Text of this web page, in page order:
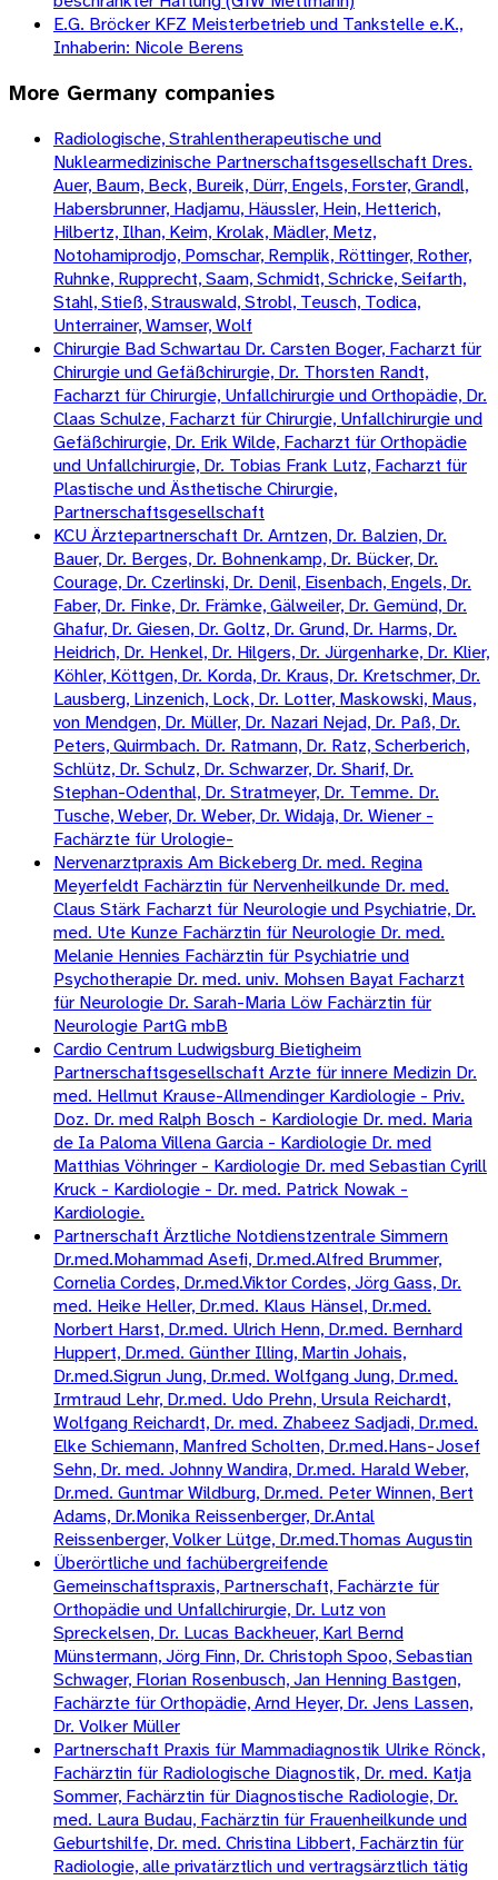
E.G. Bröcker KFZ Meisterbetrieb und Tankstelle e.K.,
Inhaberin: Nicole Berens
More Germany companies
Radiologische, Strahlentherapeutische und
Nuklearmedizinische Partnerschaftsgesellschaft Dres.
Auer, Baum, Beck, Bureik, Dürr, Engels, Forster, Grandl,
Habersbrunner, Hadjamu, Häussler, Hein, Hetterich,
Hilbertz, Ilhan, Keim, Krolak, Mädler, Metz,
Notohamiprodjo, Pomschar, Remplik, Röttinger, Rother,
Ruhnke, Rupprecht, Saam, Schmidt, Schricke, Seifarth,
Stahl, Stieß, Strauswald, Strobl, Teusch, Todica,
Unterrainer, Wamser, Wolf
Chirurgie Bad Schwartau Dr. Carsten Boger, Facharzt für
Chirurgie und Gefäßchirurgie, Dr. Thorsten Randt,
Facharzt für Chirurgie, Unfallchirurgie und Orthopädie, Dr.
Claas Schulze, Facharzt für Chirurgie, Unfallchirurgie und
Gefäßchirurgie, Dr. Erik Wilde, Facharzt für Orthopädie
und Unfallchirurgie, Dr. Tobias Frank Lutz, Facharzt für
Plastische und Ästhetische Chirurgie,
Partnerschaftsgesellschaft
KCU Ärztepartnerschaft Dr. Arntzen, Dr. Balzien, Dr.
Bauer, Dr. Berges, Dr. Bohnenkamp, Dr. Bücker, Dr.
Courage, Dr. Czerlinski, Dr. Denil, Eisenbach, Engels, Dr.
Faber, Dr. Finke, Dr. Främke, Gälweiler, Dr. Gemünd, Dr.
Ghafur, Dr. Giesen, Dr. Goltz, Dr. Grund, Dr. Harms, Dr.
Heidrich, Dr. Henkel, Dr. Hilgers, Dr. Jürgenharke, Dr. Klier,
Köhler, Köttgen, Dr. Korda, Dr. Kraus, Dr. Kretschmer, Dr.
Lausberg, Linzenich, Lock, Dr. Lotter, Maskowski, Maus,
von Mendgen, Dr. Müller, Dr. Nazari Nejad, Dr. Paß, Dr.
Peters, Quirmbach. Dr. Ratmann, Dr. Ratz, Scherberich,
Schlütz, Dr. Schulz, Dr. Schwarzer, Dr. Sharif, Dr.
Stephan-Odenthal, Dr. Stratmeyer, Dr. Temme. Dr.
Tusche, Weber, Dr. Weber, Dr. Widaja, Dr. Wiener -
Fachärzte für Urologie-
Nervenarztpraxis Am Bickeberg Dr. med. Regina
Meyerfeldt Fachärztin für Nervenheilkunde Dr. med.
Claus Stärk Facharzt für Neurologie und Psychiatrie, Dr.
med. Ute Kunze Fachärztin für Neurologie Dr. med.
Melanie Hennies Fachärztin für Psychiatrie und
Psychotherapie Dr. med. univ. Mohsen Bayat Facharzt
für Neurologie Dr. Sarah-Maria Löw Fachärztin für
Neurologie PartG mbB
Cardio Centrum Ludwigsburg Bietigheim
Partnerschaftsgesellschaft Arzte für innere Medizin Dr.
med. Hellmut Krause-Allmendinger Kardiologie - Priv.
Doz. Dr. med Ralph Bosch - Kardiologie Dr. med. Maria
de Ia Paloma Villena Garcia - Kardiologie Dr. med
Matthias Vöhringer - Kardiologie Dr. med Sebastian Cyrill
Kruck - Kardiologie - Dr. med. Patrick Nowak -
Kardiologie.
Partnerschaft Ärztliche Notdienstzentrale Simmern
Dr.med.Mohammad Asefi, Dr.med.Alfred Brummer,
Cornelia Cordes, Dr.med.Viktor Cordes, Jörg Gass, Dr.
med. Heike Heller, Dr.med. Klaus Hänsel, Dr.med.
Norbert Harst, Dr.med. Ulrich Henn, Dr.med. Bernhard
Huppert, Dr.med. Günther Illing, Martin Johais,
Dr.med.Sigrun Jung, Dr.med. Wolfgang Jung, Dr.med.
Irmtraud Lehr, Dr.med. Udo Prehn, Ursula Reichardt,
Wolfgang Reichardt, Dr. med. Zhabeez Sadjadi, Dr.med.
Elke Schiemann, Manfred Scholten, Dr.med.Hans-Josef
Sehn, Dr. med. Johnny Wandira, Dr.med. Harald Weber,
Dr.med. Guntmar Wildburg, Dr.med. Peter Winnen, Bert
Adams, Dr.Monika Reissenberger, Dr.Antal
Reissenberger, Volker Lütge, Dr.med.Thomas Augustin
Überörtliche und fachübergreifende
Gemeinschaftspraxis, Partnerschaft, Fachärzte für
Orthopädie und Unfallchirurgie, Dr. Lutz von
Spreckelsen, Dr. Lucas Backheuer, Karl Bernd
Münstermann, Jörg Finn, Dr. Christoph Spoo, Sebastian
Schwager, Florian Rosenbusch, Jan Henning Bastgen,
Fachärzte für Orthopädie, Arnd Heyer, Dr. Jens Lassen,
Dr. Volker Müller
Partnerschaft Praxis für Mammadiagnostik Ulrike Rönck,
Fachärztin für Radiologische Diagnostik, Dr. med. Katja
Sommer, Fachärztin für Diagnostische Radiologie, Dr.
med. Laura Budau, Fachärztin für Frauenheilkunde und
Geburtshilfe, Dr. med. Christina Libbert, Fachärztin für
Radiologie, alle privatärztlich und vertragsärztlich tätig